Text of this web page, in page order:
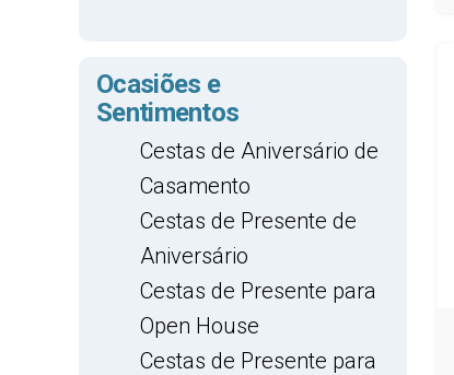
Ocasiões e
Sentimentos
Cestas de Aniversário de
Casamento
Cestas de Presente de
Aniversário
Cestas de Presente para
Open House
Cestas de Presente para